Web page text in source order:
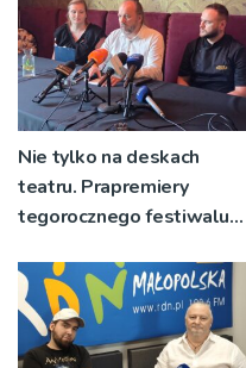
Nie tylko na deskach
teatru. Prapremiery
tegorocznego festiwalu
niecodziennych
okolicznościach